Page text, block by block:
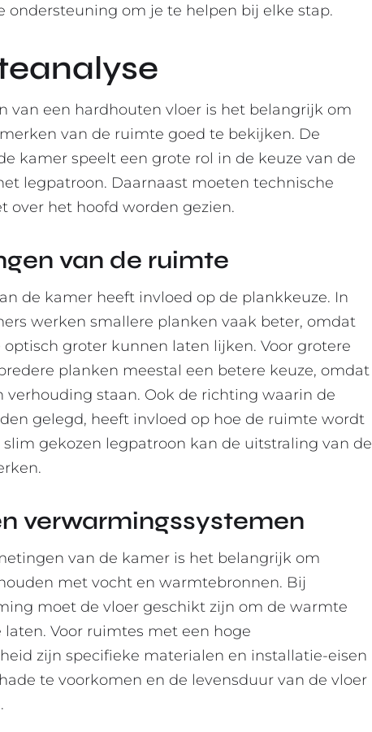
ondersteuning om je te helpen bij elke stap.
van een hardhouten vloer is het belangrijk om
van de ruimte goed te bekijken. De
kamer speelt een grote rol in de keuze van de
legpatroon. Daarnaast moeten technische
over het hoofd worden gezien.
van de ruimte
de kamer heeft invloed op de plankkeuze. In
werken smallere planken vaak beter, omdat
groter kunnen laten lijken. Voor grotere
planken meestal een betere keuze, omdat
verhouding staan. Ook de richting waarin de
gelegd, heeft invloed op hoe de ruimte wordt
slim gekozen legpatroon kan de uitstraling van de
verwarmingssystemen
van de kamer is het belangrijk om
met vocht en warmtebronnen. Bij
moet de vloer geschikt zijn om de warmte
laten. Voor ruimtes met een hoge
zijn specifieke materialen en installatie-eisen
te voorkomen en de levensduur van de vloer